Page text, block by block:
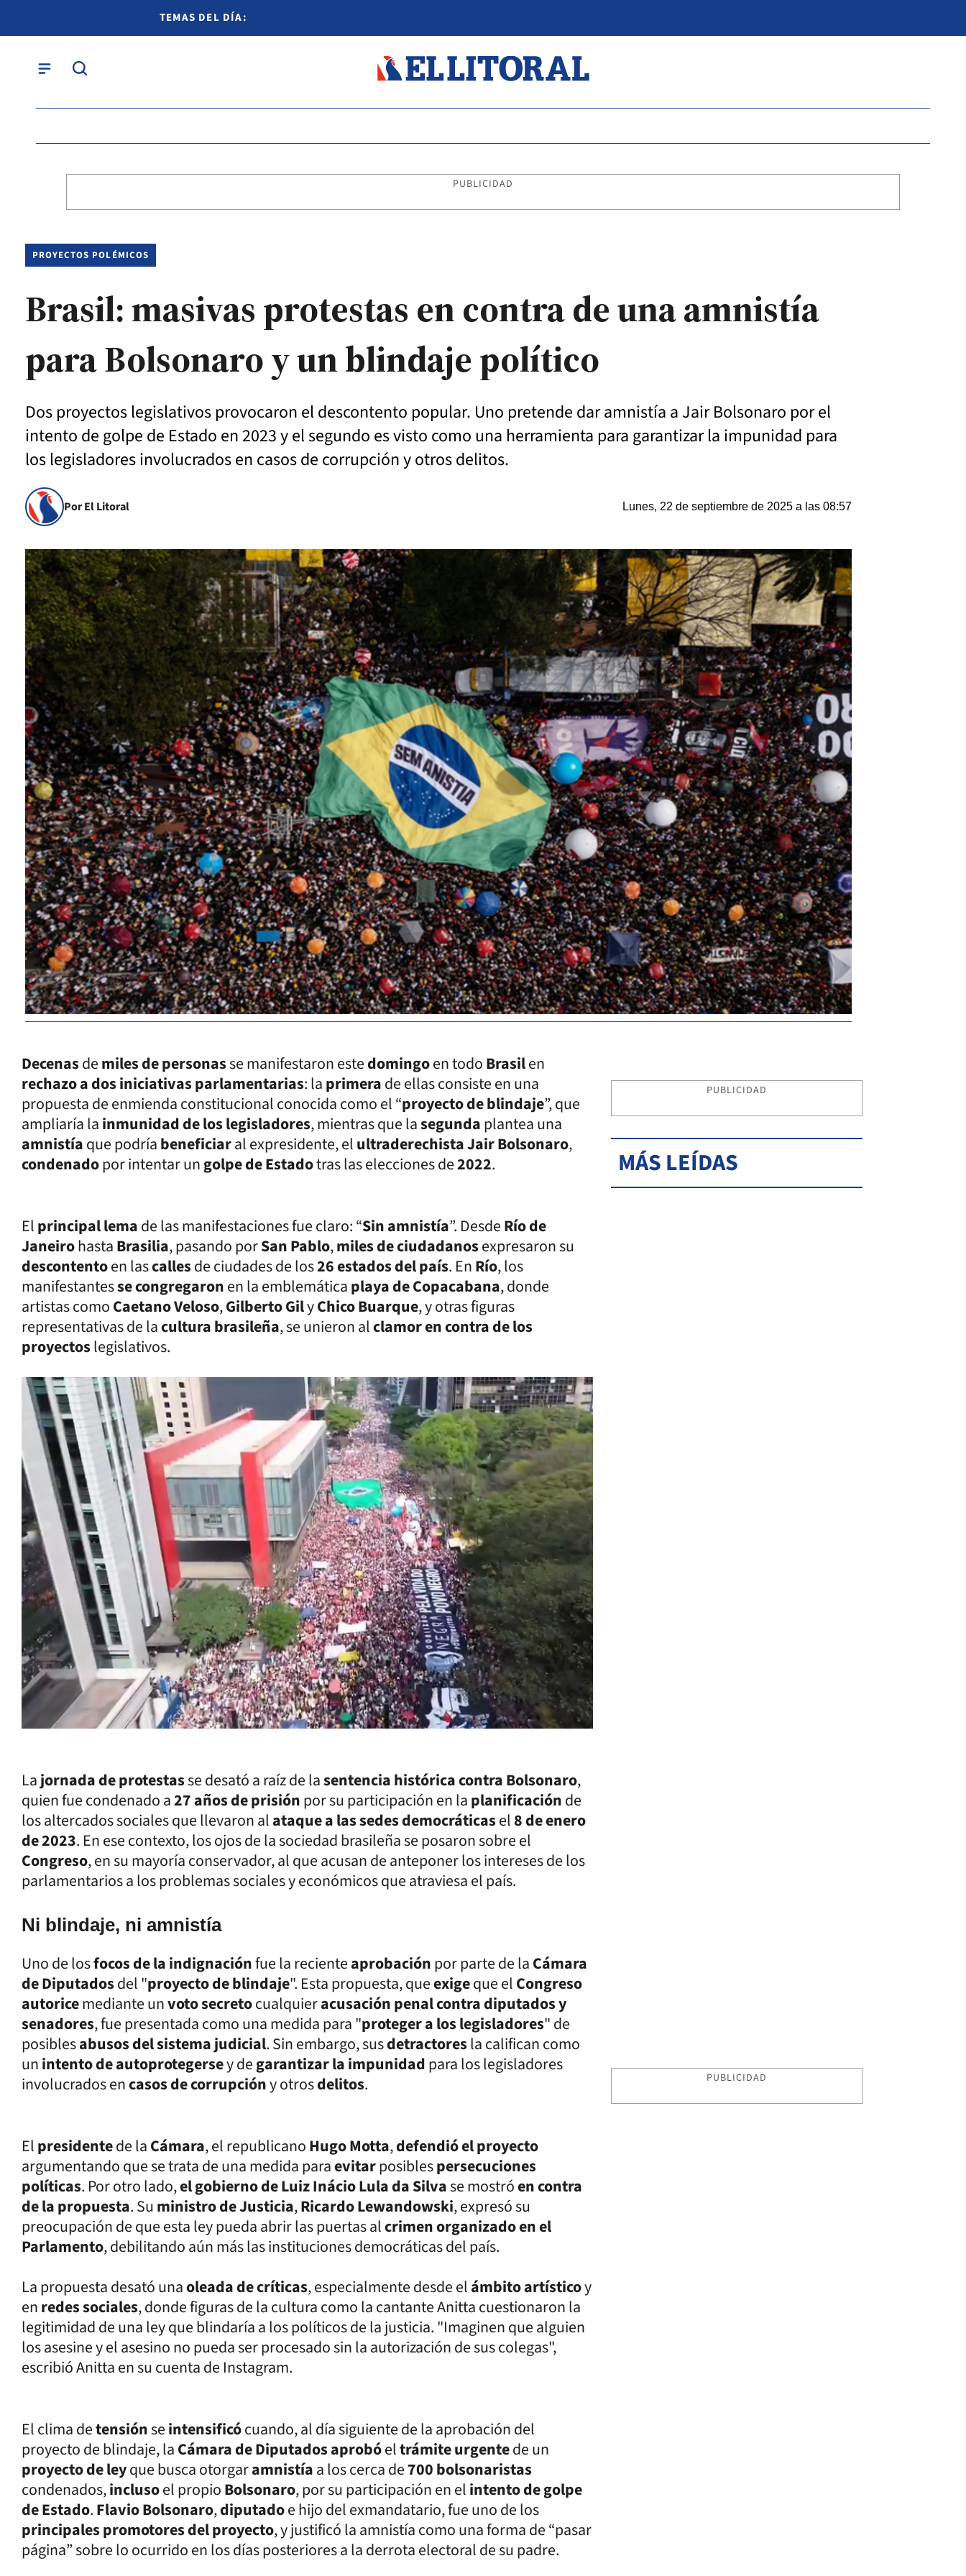
TEMAS DEL DÍA:
PUBLICIDAD
PROYECTOS POLÉMICOS
Brasil: masivas protestas en contra de una amnistía
para Bolsonaro y un blindaje político
Dos proyectos legislativos provocaron el descontento popular. Uno pretende dar amnistía a Jair Bolsonaro por el
intento de golpe de Estado en 2023 y el segundo es visto como una herramienta para garantizar la impunidad para
los legisladores involucrados en casos de corrupción y otros delitos.
Por El Litoral Lunes, 22 de septiembre de 2025 a las 08:57
Decenasdemiles de personasse manifestaron estedomingoen todoBrasilen
rechazo a dos iniciativas parlamentarias: laprimerade ellas consiste en una
propuesta de enmienda constitucional conocida como el “proyecto de blindaje”, que
ampliaría lainmunidad de los legisladores, mientras que lasegundaplantea una
amnistíaque podríabeneficiaral expresidente, elultraderechista Jair Bolsonaro,
condenadopor intentar ungolpe de Estadotras las elecciones de2022.
Elprincipal lemade las manifestaciones fue claro: “Sin amnistía”. DesdeRío de
JaneirohastaBrasilia, pasando porSan Pablo,miles de ciudadanosexpresaron su
descontentoen lascallesde ciudades de los26 estados del país. EnRío, los
manifestantesse congregaronen la emblemáticaplaya de Copacabana, donde
artistas comoCaetano Veloso,Gilberto GilyChico Buarque, y otras figuras
representativas de lacultura brasileña, se unieron alclamor en contra de los
proyectoslegislativos.
Lajornada de protestasse desató a raíz de lasentencia histórica contra Bolsonaro,
quien fue condenado a27 años de prisiónpor su participación en laplanificaciónde
los altercados sociales que llevaron alataque a las sedes democráticasel8 de enero
de 2023. En ese contexto, los ojos de la sociedad brasileña se posaron sobre el
Congreso, en su mayoría conservador, al que acusan de anteponer los intereses de los
parlamentarios a los problemas sociales y económicos que atraviesa el país.
Ni blindaje, ni amnistía
Uno de losfocos de la indignaciónfue la recienteaprobaciónpor parte de laCámara
de Diputadosdel "proyecto de blindaje". Esta propuesta, queexigeque elCongreso
autoricemediante unvoto secretocualquieracusación penal contra diputados y
senadores, fue presentada como una medida para "proteger a los legisladores" de
posiblesabusos del sistema judicial. Sin embargo, susdetractoresla califican como
unintento de autoprotegersey degarantizar la impunidadpara los legisladores
involucrados encasos de corrupcióny otrosdelitos.
Elpresidentede laCámara, el republicanoHugo Motta,defendió el proyecto
argumentando que se trata de una medida paraevitarposiblespersecuciones
políticas. Por otro lado,el gobierno de Luiz Inácio Lula da Silvase mostróen contra
de la propuesta. Suministro de Justicia,Ricardo Lewandowski, expresó su
preocupación de que esta ley pueda abrir las puertas alcrimen organizado en el
Parlamento, debilitando aún más las instituciones democráticas del país.
La propuesta desató unaoleada de críticas, especialmente desde elámbito artísticoy
enredes sociales, donde figuras de la cultura como la cantante Anitta cuestionaron la
legitimidad de una ley que blindaría a los políticos de la justicia. "Imaginen que alguien
los asesine y el asesino no pueda ser procesado sin la autorización de sus colegas",
escribió Anitta en su cuenta de Instagram.
El clima detensiónseintensificócuando, al día siguiente de la aprobación del
proyecto de blindaje, laCámara de Diputados aprobóeltrámite urgentede un
proyecto de leyque busca otorgaramnistíaa los cerca de700 bolsonaristas
condenados,inclusoel propioBolsonaro, por su participación en elintento de golpe
de Estado.Flavio Bolsonaro,diputadoe hijo del exmandatario, fue uno de los
principales promotores del proyecto, y justificó la amnistía como una forma de “pasar
página” sobre lo ocurrido en los días posteriores a la derrota electoral de su padre.
PUBLICIDAD
MÁS LEÍDAS
PUBLICIDAD